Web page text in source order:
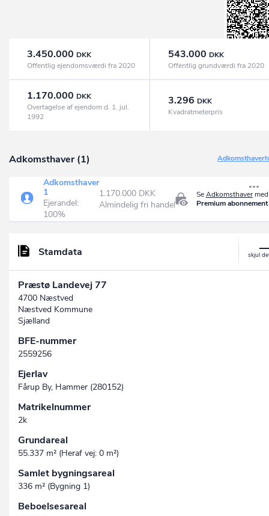
3.450.000 DKK
Offentlig ejendomsværdi fra 2020
543.000 DKK
Offentlig grundværdi fra 2020
1.170.000 DKK
Overtagelse af ejendom d. 1. jul.
1992
3.296 DKK
Kvadratmeterpris
Adkomsthaver (1)
SeAdkomsthaver
Premium abonnement
Adkomsthaver
1
Ejerandel:
100%
1.170.000 DKK
Almindelig fri handel
Stamdata
Præstø Landevej 77
4700 Næstved
Næstved Kommune
Sjælland
BFE-nummer
2559256
Ejerlav
Fårup By, Hammer (280152)
Matrikelnummer
2k
Grundareal
55.337 m² (Heraf vej: 0 m²)
Samlet bygningsareal
336 m² (Bygning 1)
Beboelsesareal